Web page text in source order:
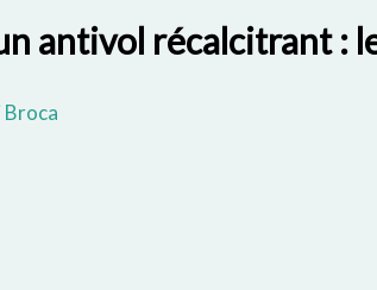
antivol récalcitrant :
Broca